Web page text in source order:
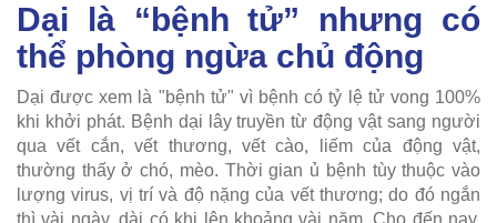
Dại là “bệnh tử” nhưng có
thể phòng ngừa chủ động
Dại được xem là "bệnh tử" vì bệnh có tỷ lệ tử vong 100%
khi khởi phát. Bệnh dại lây truyền từ động vật sang người
qua vết cắn, vết thương, vết cào, liếm của động vật,
thường thấy ở chó, mèo. Thời gian ủ bệnh tùy thuộc vào
lượng virus, vị trí và độ nặng của vết thương; do đó ngắn